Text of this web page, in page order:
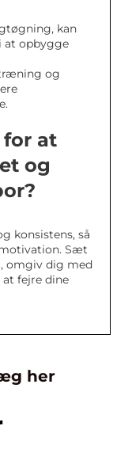
kan
opbygge
og
for at
og
konsistens, så
Sæt
omgiv dig med
fejre dine
her